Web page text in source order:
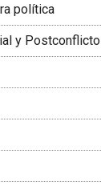
política
y Postconflicto